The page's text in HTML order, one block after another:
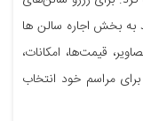
به بخش اجاره سالن ها
قیمت‌ها، امکانات،
مراسم خود انتخاب